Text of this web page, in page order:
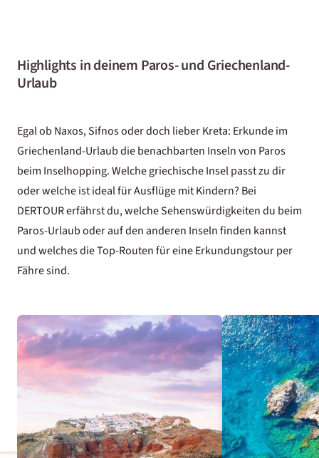
Highlights in deinem Paros- und Griechenland-
Urlaub
Egal ob Naxos, Sifnos oder doch lieber Kreta: Erkunde im
Griechenland-Urlaub die benachbarten Inseln von Paros
beim Inselhopping.Welche griechische Insel passt zu dir
oder welche ist ideal für Ausflüge mit Kindern? Bei
DERTOUR erfährst du, welche Sehenswürdigkeiten du beim
Paros-Urlaub oder auf den anderen Inseln finden kannst
und welches die Top-Routen für eine Erkundungstour per
Fähre sind.